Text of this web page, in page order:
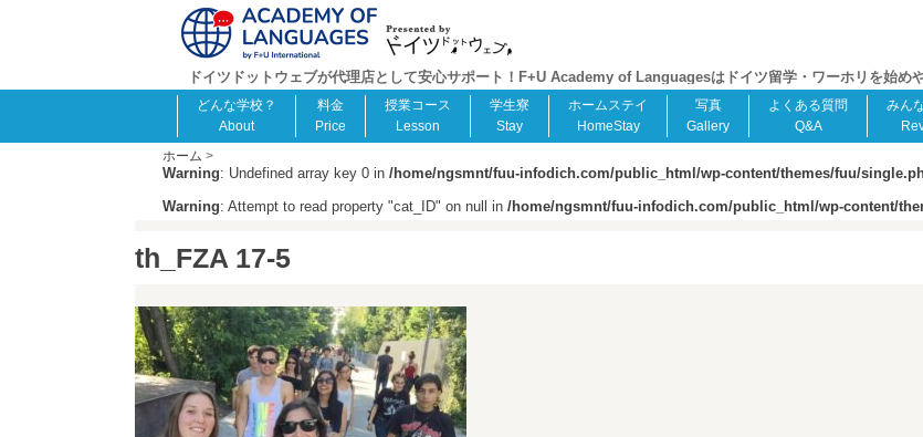
ドイツドットウェブが代理店として安心サポート！F+U Academy of Languagesはドイツ留学・ワーホリを始め
どんな学校？
About
料金
Price
授業コース
Lesson
学生寮
Stay
ホームステイ
HomeStay
写真
Gallery
よくある質問
Q&A
みん
ホーム >
Warning: Undefined array key 0 in /home/ngsmnt/fuu-infodich.com/public_html/wp-content/themes/fuu/
Warning: Attempt to read property "cat_ID" on null in /home/ngsmnt/fuu-infodich.com/public_html/wp-content/
th_FZA 17-5